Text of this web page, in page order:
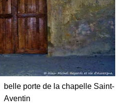
belle porte de la chapelle Saint-
Aventin